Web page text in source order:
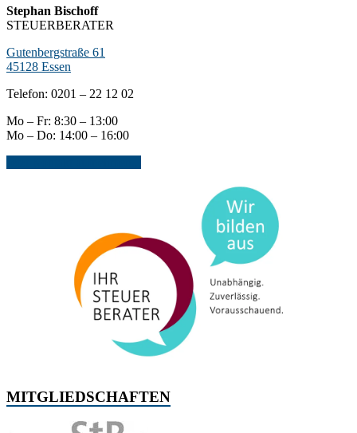
Stephan Bischoff
STEUERBERATER
Gutenbergstraße 61
45128 Essen
Telefon: 0201 – 22 12 02
Mo – Fr: 8:30 – 13:00
Mo – Do: 14:00 – 16:00
MITGLIEDSCHAFTEN